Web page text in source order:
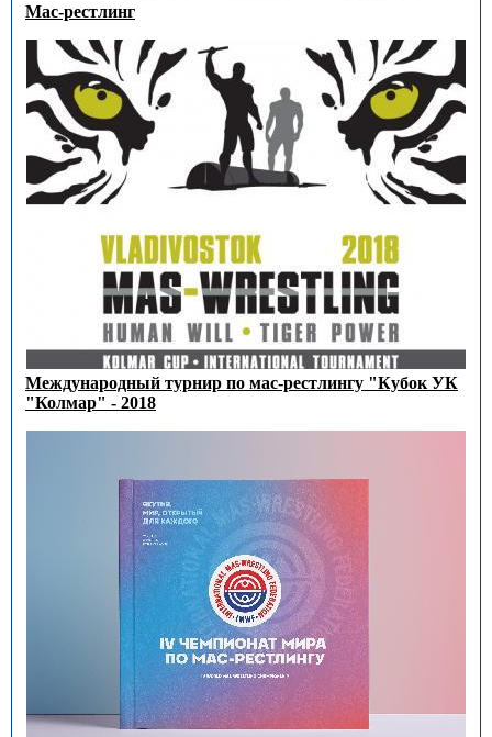
Мас-рестлинг
Международный турнир по мас-рестлингу "Кубок УК
"Колмар" - 2018